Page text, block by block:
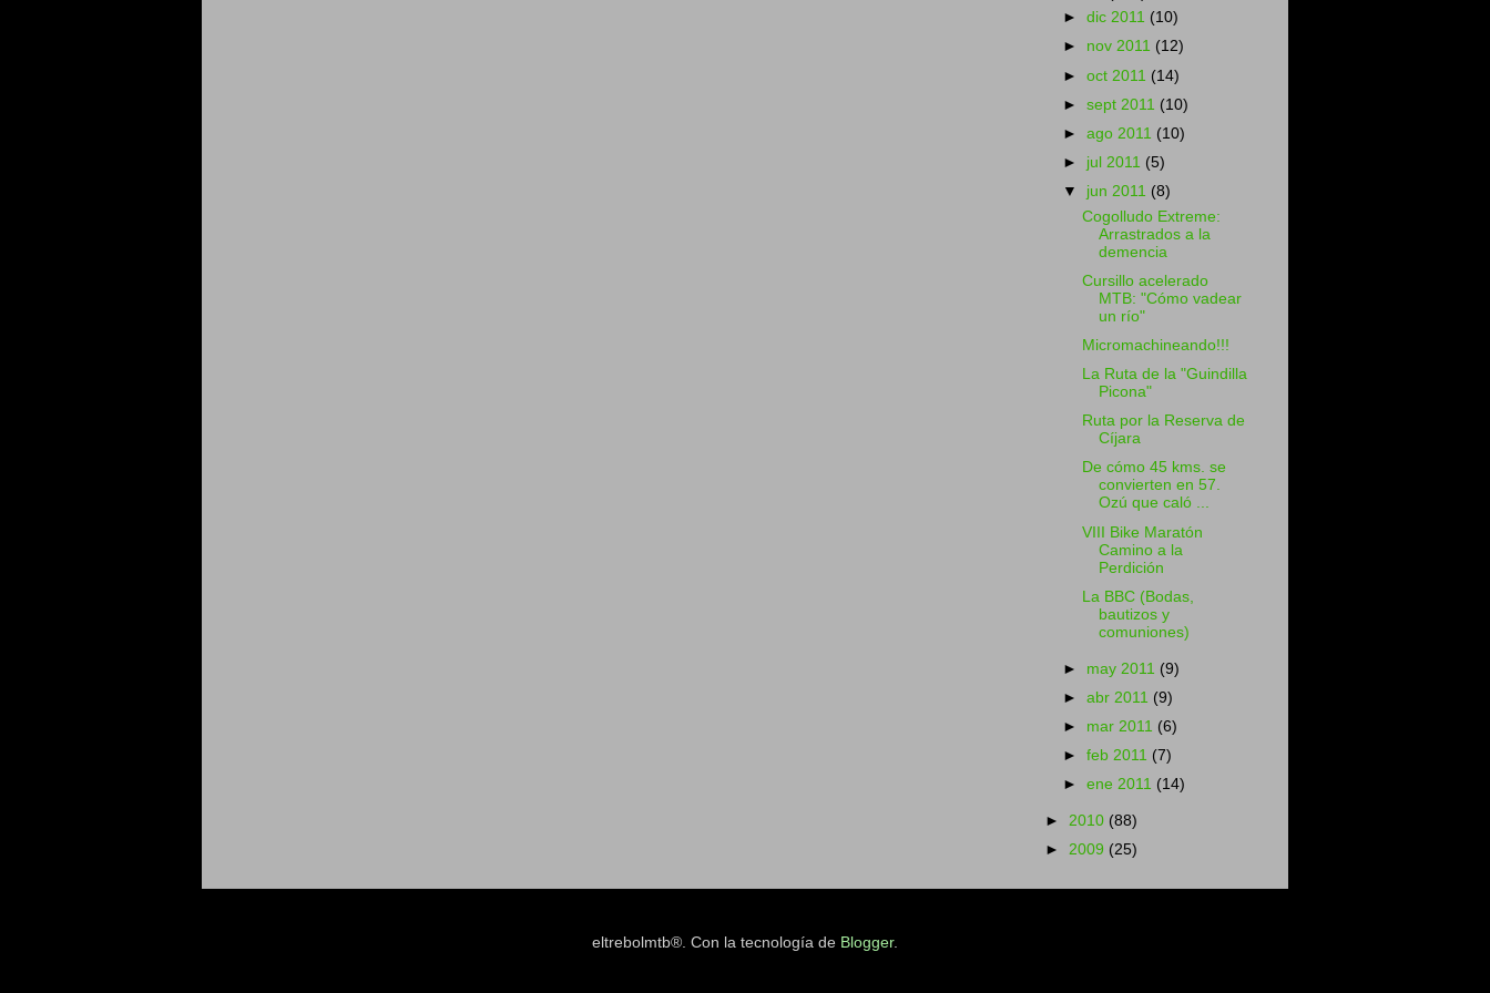
►dic 2011 (10)
► nov 2011 (12)
►oct 2011 (14)
►sept 2011 (10)
►ago 2011 (10)
► jul 2011 (5)
▼ jun 2011 (8)
Cogolludo Extreme:
Arrastrados a la
demencia
Cursillo acelerado
MTB: "Cómo vadear
un río"
Micromachineando!!!
La Ruta de la "Guindilla
Picona"
Ruta por la Reserva de
Cíjara
De cómo 45 kms. se
convierten en 57.
Ozú que caló ...
VIII Bike Maratón
Camino a la
Perdición
La BBC (Bodas,
bautizos y
comuniones)
► may 2011 (9)
►abr 2011 (9)
► mar 2011 (6)
►feb 2011 (7)
►ene 2011 (14)
► 2010 (88)
► 2009 (25)
eltrebolmtb®. Con la tecnología de Blogger.